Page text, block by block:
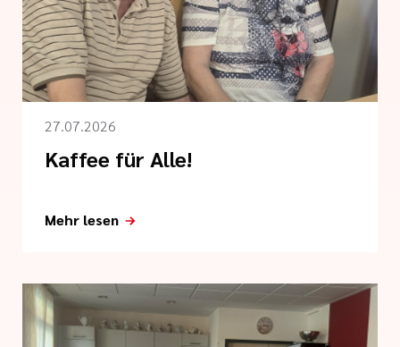
der cts
27.07.2026
Kaffee für Alle!
Mehr lesen